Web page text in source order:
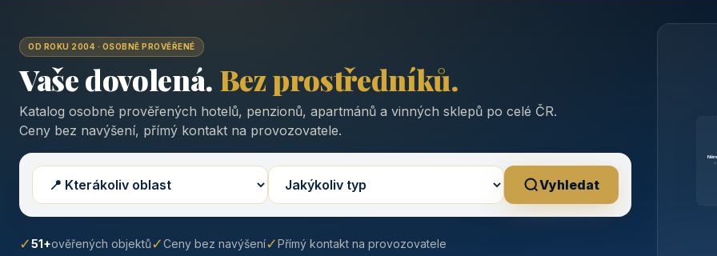
OD ROKU 2004 · OSOBNĚ PROVĚŘENÉ
Vaše dovolená. Bez prostředníků.
Katalog osobně prověřených hotelů, penzionů, apartmánů a vinných sklepů po celé ČR.
Ceny bez navýšení, přímý kontakt na provozovatele.
Vyhledat
✓51+ověřených objektů✓Ceny bez navýšení✓Přímý kontakt na provozovatele